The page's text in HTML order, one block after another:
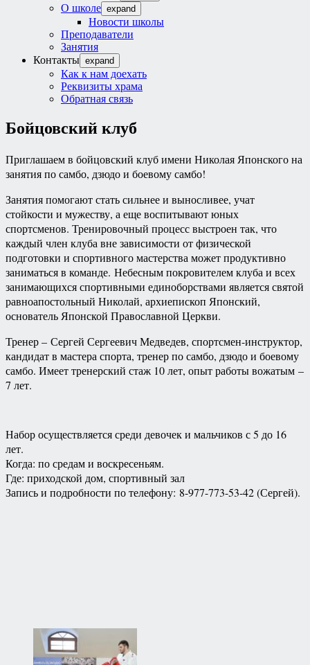
О школе expand
Новости школы
Преподаватели
Занятия
Контакты expand
Как к нам доехать
Реквизиты храма
Обратная связь
Бойцовский клуб
Приглашаем в бойцовский клуб имени Николая Японского на
занятия по самбо, дзюдо и боевому самбо!
Занятия помогают стать сильнее и выносливее, учат
стойкости и мужеству, а еще воспитывают юных
спортсменов. Тренировочный процесс выстроен так, что
каждый член клуба вне зависимости от физической
подготовки и спортивного мастерства может продуктивно
заниматься в команде. Небесным покровителем клуба и всех
занимающихся спортивными единоборствами является святой
равноапостольный Николай, архиепископ Японский,
основатель Японской Православной Церкви.
Тренер– Сергей Сергеевич Медведев, спортсмен-инструктор,
кандидат в мастера спорта, тренер по самбо, дзюдо и боевому
самбо. Имеет тренерский стаж 10 лет, опыт работы вожатым –
7 лет.
Набор осуществляется среди девочек и мальчиков с 5 до 16
лет.
Когда: по средам и воскресеньям.
Где: приходской дом, спортивный зал
Запись и подробности по телефону: 8-977-773-53-42 (Сергей).